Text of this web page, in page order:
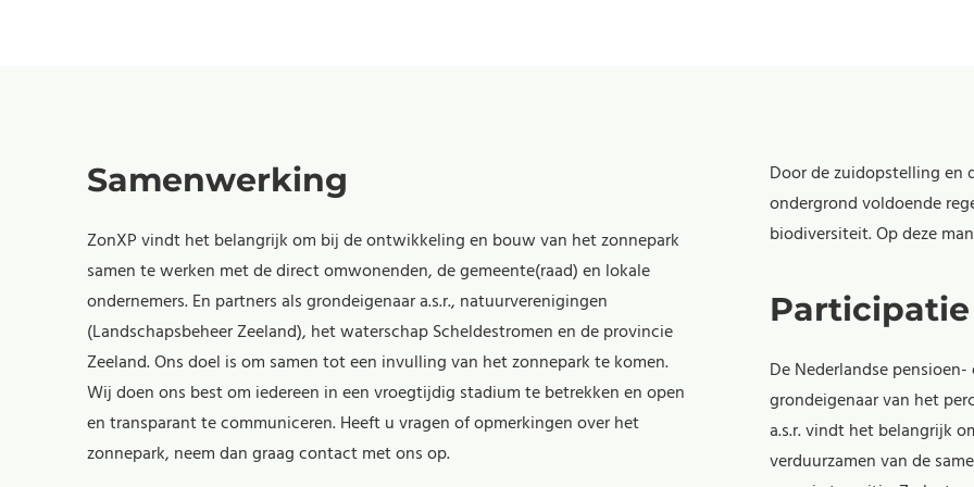
Samenwerking
ZonXP vindt het belangrijk om bij de ontwikkeling en bouw van het zonnepark
samen te werken met de direct omwonenden, de gemeente(raad) en lokale
ondernemers. En partners als grondeigenaar a.s.r., natuurverenigingen
(Landschapsbeheer Zeeland), het waterschap Scheldestromen en de provincie
Zeeland. Ons doel is om samen tot een invulling van het zonnepark te komen.
Wij doen ons best om iedereen in een vroegtijdig stadium te betrekken en open
en transparant te communiceren. Heeft u vragen of opmerkingen over het
zonnepark, neem dan graag contact met ons op.
Door de zuidopstelling en
ondergrond voldoende
biodiversiteit. Op deze
Participatie
De Nederlandse
grondeigenaar van het
a.s.r. vindt het belangrijk
verduurzamen van de